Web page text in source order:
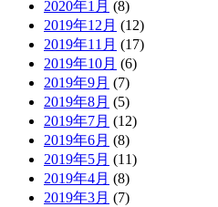
2020年1月 (8)
2019年12月 (12)
2019年11月 (17)
2019年10月 (6)
2019年9月 (7)
2019年8月 (5)
2019年7月 (12)
2019年6月 (8)
2019年5月 (11)
2019年4月 (8)
2019年3月 (7)